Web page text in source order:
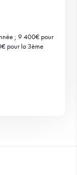
; 9 400€ pour
pour la 3ème